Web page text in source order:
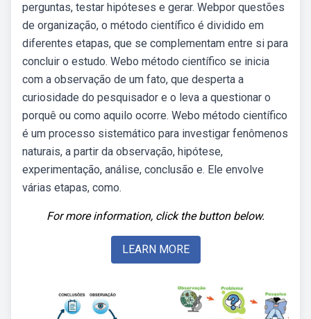
perguntas, testar hipóteses e gerar. Webpor questões
de organização, o método científico é dividido em
diferentes etapas, que se complementam entre si para
concluir o estudo. Webo método científico se inicia
com a observação de um fato, que desperta a
curiosidade do pesquisador e o leva a questionar o
porquê ou como aquilo ocorre. Webo método científico
é um processo sistemático para investigar fenômenos
naturais, a partir da observação, hipótese,
experimentação, análise, conclusão e. Ele envolve
várias etapas, como.
For more information, click the button below.
LEARN MORE